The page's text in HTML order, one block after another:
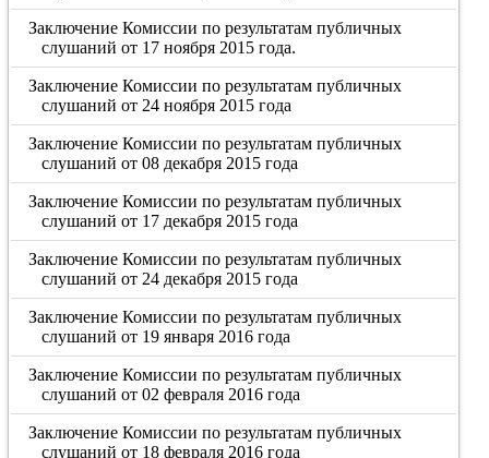
Заключение Комиссии по результатам публичных
слушаний от 17 ноября 2015 года.
Заключение Комиссии по результатам публичных
слушаний от 24 ноября 2015 года
Заключение Комиссии по результатам публичных
слушаний от 08 декабря 2015 года
Заключение Комиссии по результатам публичных
слушаний от 17 декабря 2015 года
Заключение Комиссии по результатам публичных
слушаний от 24 декабря 2015 года
Заключение Комиссии по результатам публичных
слушаний от 19 января 2016 года
Заключение Комиссии по результатам публичных
слушаний от 02 февраля 2016 года
Заключение Комиссии по результатам публичных
слушаний от 18 февраля 2016 года